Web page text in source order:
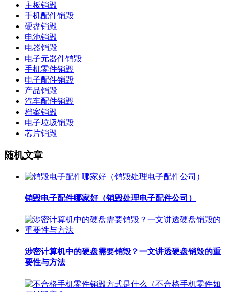
主板销毁
手机配件销毁
硬盘销毁
电池销毁
电器销毁
电子元器件销毁
手机零件销毁
电子配件销毁
产品销毁
汽车配件销毁
档案销毁
电子垃圾销毁
芯片销毁
随机文章
销毁电子配件哪家好（销毁处理电子配件公司）
涉密计算机中的硬盘需要销毁？一文讲透硬盘销毁的重
要性与方法